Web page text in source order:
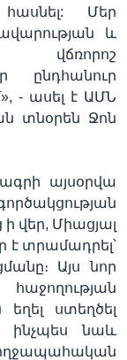
Մեր
և
վճռորոշ
ընդհանուր
- ասել է ԱՄՆ
տնօրեն Ջոն
այսօրվա
ի վեր, Միացյալ
է տրամադրել՝
Այս նոր
ստեղծել
ինչպես նաև